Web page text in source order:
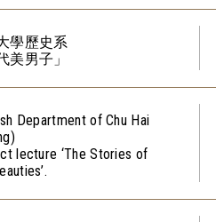
學歷史系
美男子」
Department of Chu Hai
lecture ‘The Stories of